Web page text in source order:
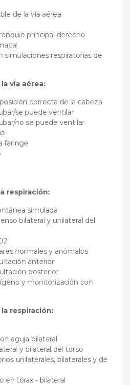
de la vía aérea
principal derecho
simulaciones respiratorias de
vía aérea:
correcta de la cabeza
se puede ventilar
no se puede ventilar
faringe
respiración:
simulada
bilateral y unilateral del
normales y anómalos
anterior
posterior
y monitorización con
respiración:
aguja bilateral
y bilateral del torso
unilaterales, bilaterales y de
en tórax - bilateral